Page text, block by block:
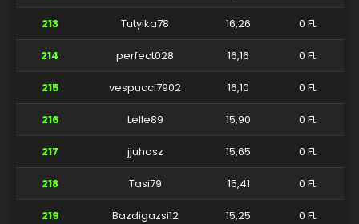
213 Tutyika78 16,26 0 Ft
214 perfect028 16,16 0 Ft
215 vespucci7902 16,10 0 Ft
216 Lelle89 15,90 0 Ft
217 jjuhasz 15,65 0 Ft
218 Tasi79 15,41 0 Ft
219 Bazdigazsi12 15,25 0 Ft